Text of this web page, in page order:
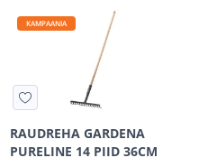
KAMPAANIA
RAUDREHA GARDENA
PURELINE 14 PIID 36CM